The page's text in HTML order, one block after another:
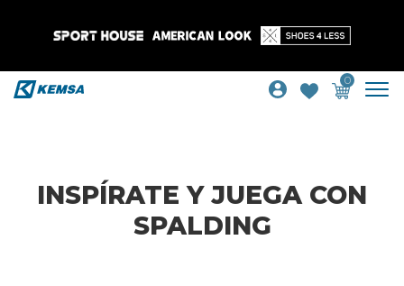
0
INSPÍRATE Y JUEGA CON
SPALDING